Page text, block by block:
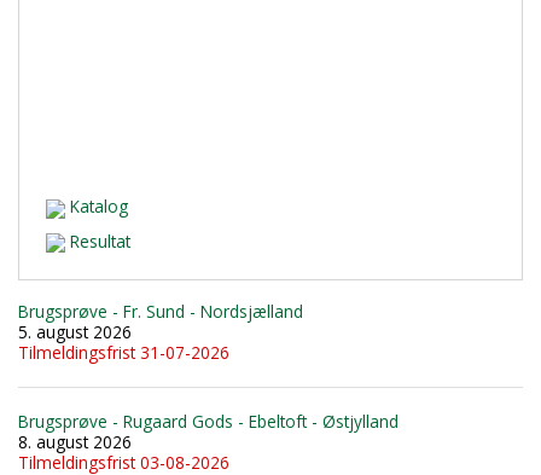
Katalog
Resultat
Brugsprøve - Fr. Sund - Nordsjælland
5. august 2026
Tilmeldingsfrist 31-07-2026
Brugsprøve - Rugaard Gods - Ebeltoft - Østjylland
8. august 2026
Tilmeldingsfrist 03-08-2026